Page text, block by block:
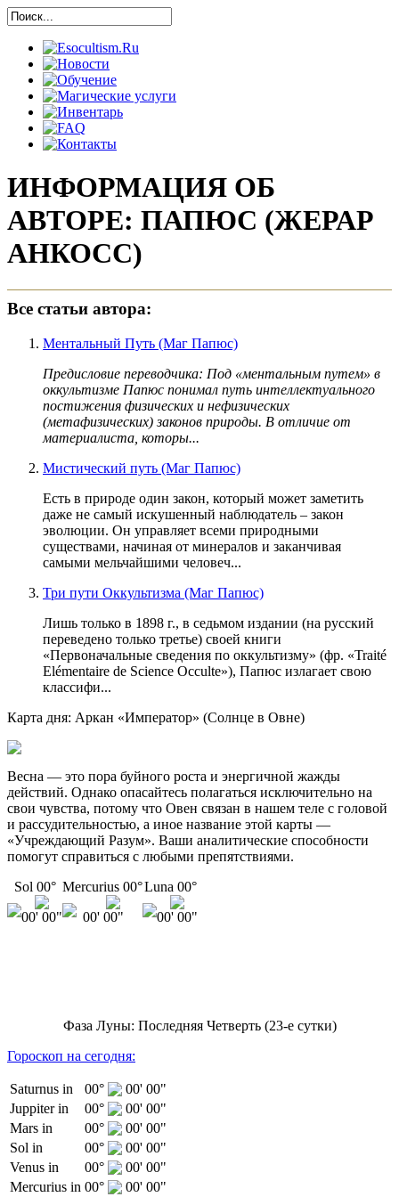
ИНФОРМАЦИЯ ОБ
АВТОРЕ: ПАПЮС (ЖЕРАР
АНКОСС)
Все статьи автора:
Ментальный Путь (Маг Папюс)
Предисловие переводчика: Под «ментальным путем» в
оккультизме Папюс понимал путь интеллектуального
постижения физических и нефизических
(метафизических) законов природы. В отличие от
материалиста, которы...
Мистический путь (Маг Папюс)
Есть в природе один закон, который может заметить
даже не самый искушенный наблюдатель – закон
эволюции. Он управляет всеми природными
существами, начиная от минералов и заканчивая
самыми мельчайшими человеч...
Три пути Оккультизма (Маг Папюс)
Лишь только в 1898 г., в седьмом издании (на русский
переведено только третье) своей книги
«Первоначальные сведения по оккультизму» (фр. «Traité
Elémentaire de Science Occulte»), Папюс излагает свою
классифи...
Карта дня: Аркан «Император» (Солнце в Овне)
Весна — это пора буйного роста и энергичной жажды
действий. Однако опасайтесь полагаться исключительно на
свои чувства, потому что Овен связан в нашем теле с головой
и рассудительностью, а иное название этой карты —
«Учреждающий Разум». Ваши аналитические способности
помогут справиться с любыми препятствиями.
Sol 00°
00' 00"
Mercurius 00°
00' 00"
Luna 00°
00' 00"
Фаза Луны: Последняя Четверть (23-е сутки)
Гороскоп на сегодня:
Saturnus in 00°
00' 00"
Juppiter in
00°
00' 00"
Mars in
00°
00' 00"
Sol in
00°
00' 00"
Venus in
00°
00' 00"
Mercurius in 00° 00' 00"